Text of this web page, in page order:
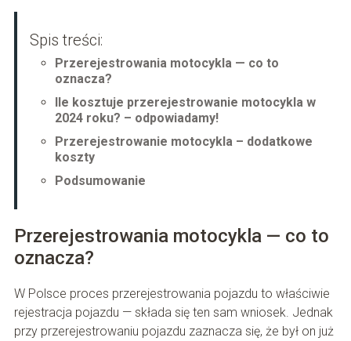
Spis treści:
Przerejestrowania motocykla — co to
oznacza?
Ile kosztuje przerejestrowanie motocykla w
2024 roku? – odpowiadamy!
Przerejestrowanie motocykla – dodatkowe
koszty
Podsumowanie
Przerejestrowania motocykla — co to
oznacza?
W Polsce proces przerejestrowania pojazdu to właściwie
rejestracja pojazdu — składa się ten sam wniosek. Jednak
przy przerejestrowaniu pojazdu zaznacza się, że był on już